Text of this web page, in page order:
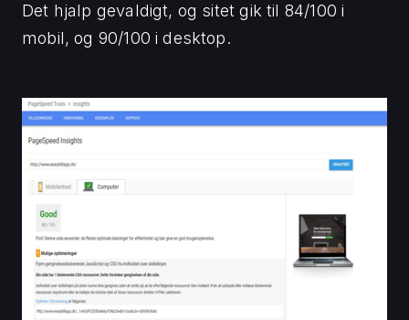
Det hjalp gevaldigt, og sitet gik til 84/100 i
mobil, og 90/100 i desktop.